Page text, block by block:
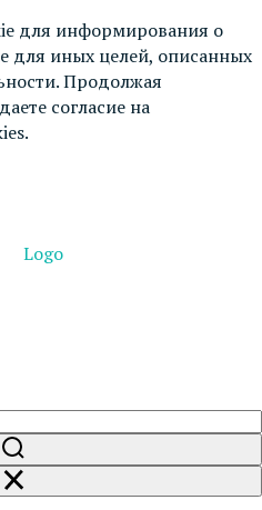
для информирования о
для иных целей, описанных
. Продолжая
согласие на
Logo